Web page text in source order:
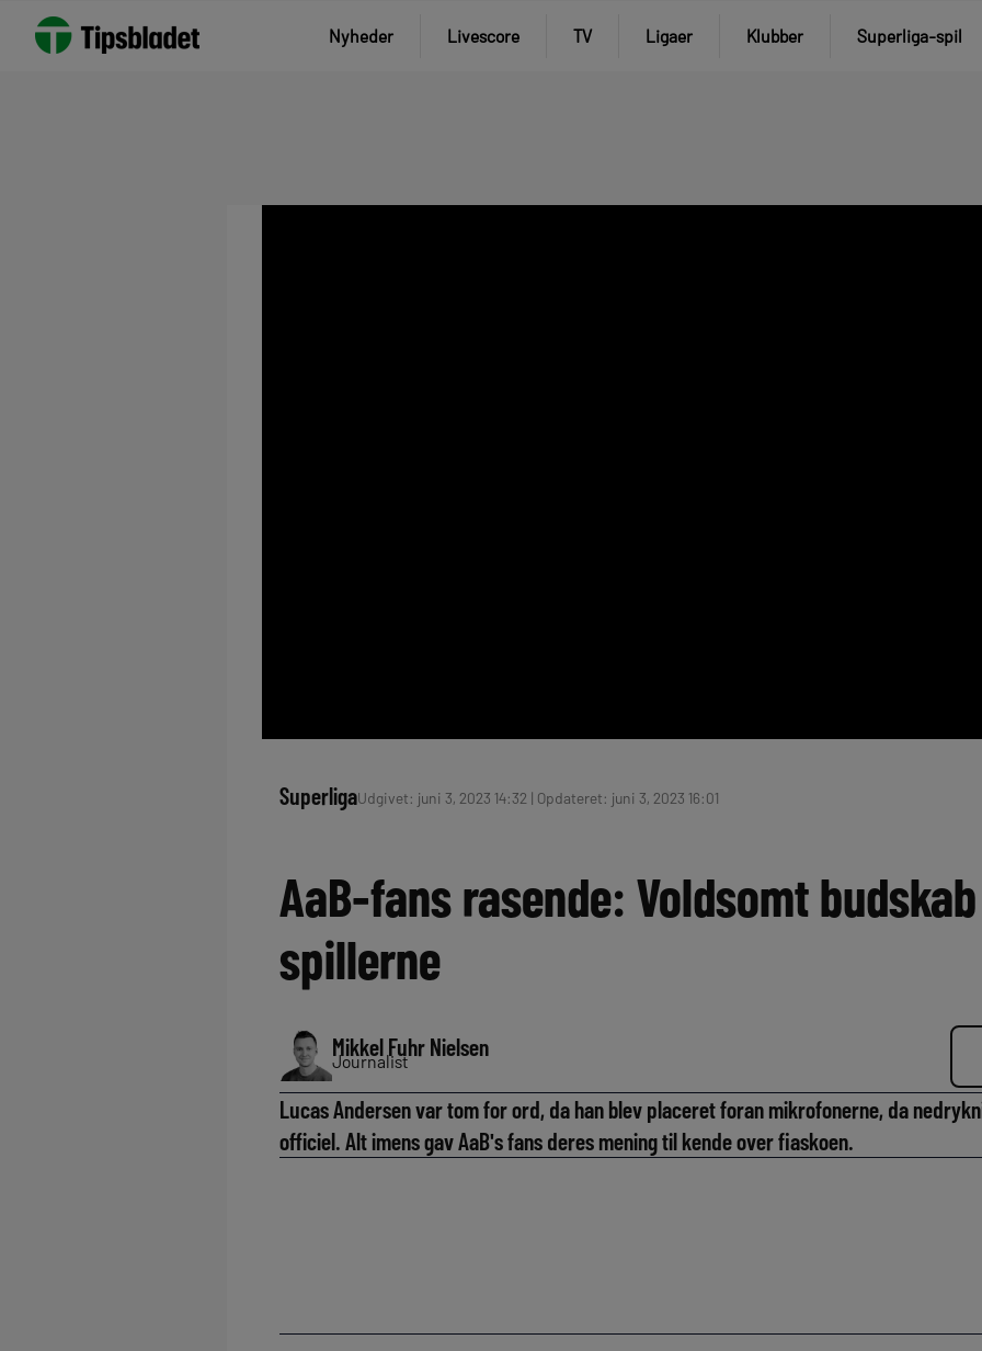
Nyheder Livescore TV Ligaer Klubber Superliga-spil
SuperligaUdgivet: juni 3, 2023 14:32 | Opdateret: juni 3, 2023 16:01
AaB-fans rasende: Voldsomt
spillerne
Mikkel Fuhr Nielsen
Journalist
Lucas Andersen var tom for ord, da han blev placeret foran mikrofonerne, da
officiel. Alt imens gav AaB's fans deres mening til kende over fiaskoen.